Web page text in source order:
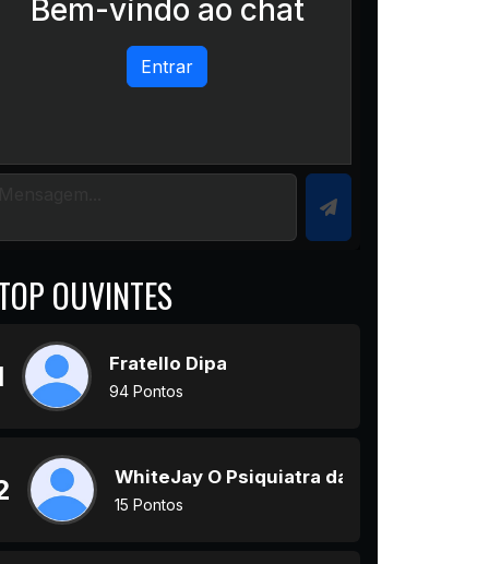
Bem-vindo ao chat
Entrar
OUVINTES
Fratello Dipa
94 Pontos
WhiteJay O Psiquiatra da Rima
15 Pontos